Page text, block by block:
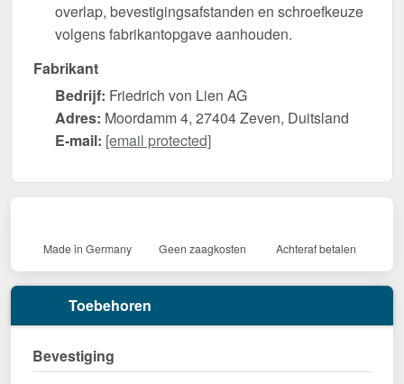
overlap, bevestigingsafstanden en schroefkeuze
volgens fabrikantopgave aanhouden.
Fabrikant
Bedrijf: Friedrich von Lien AG
Adres: Moordamm 4, 27404 Zeven, Duitsland
E-mail: [email protected]
Made in Germany Geen zaagkosten Achteraf betalen
Toebehoren
Bevestiging